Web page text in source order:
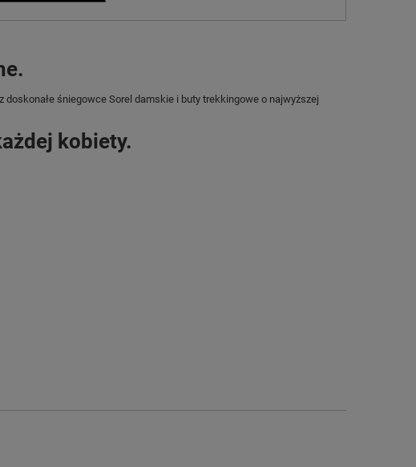
śniegowce Sorel damskie i buty trekkingowe o najwyższej
kobiety.